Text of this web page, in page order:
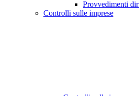
Provvedimenti
Controlli sulle imprese